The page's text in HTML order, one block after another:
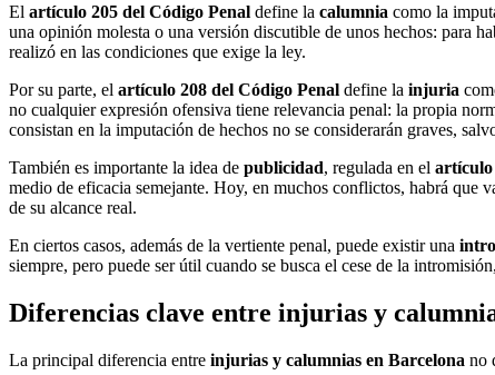
El artículo 205 del Código Penal define la calumnia como la
una opinión molesta o una versión discutible de unos hechos: para
realizó en las condiciones que exige la ley.
Por su parte, el artículo 208 del Código Penal define la injuria
no cualquier expresión ofensiva tiene relevancia penal: la propia
consistan en la imputación de hechos no se considerarán graves,
También es importante la idea de publicidad, regulada en el artículo
medio de eficacia semejante. Hoy, en muchos conflictos, habrá que
de su alcance real.
En ciertos casos, además de la vertiente penal, puede existir una
siempre, pero puede ser útil cuando se busca el cese de la
Diferencias clave entre injurias y
La principal diferencia entre injurias y calumnias en Barcelona no